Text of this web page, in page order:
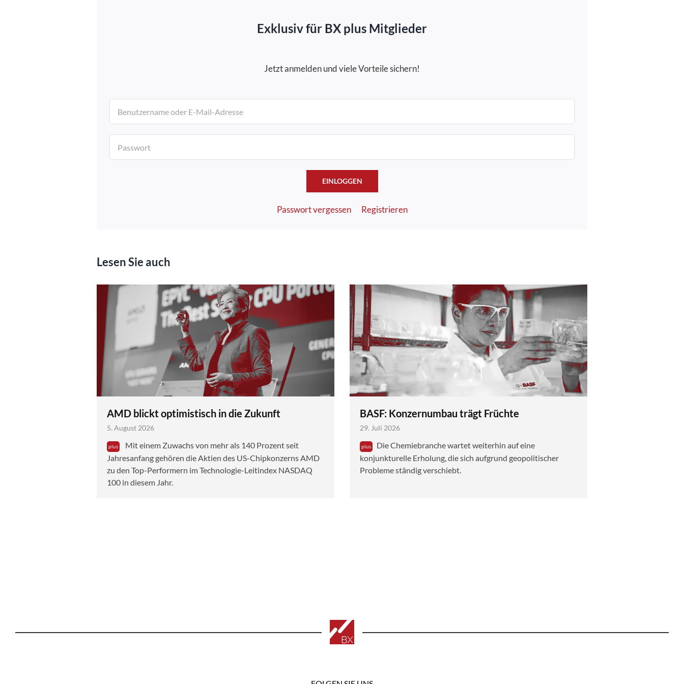
Exklusiv für BX plus Mitglieder
Jetzt anmelden und viele Vorteile sichern!
EINLOGGEN
Passwort vergessen Registrieren
Lesen Sie auch
AMD blickt optimistisch in die Zukunft
5. August 2026
Mit einem Zuwachs von mehr als 140 Prozent seit
Jahresanfang gehören die Aktien des US-Chipkonzerns AMD
zu den Top-Performern im Technologie-Leitindex NASDAQ
100 in diesem Jahr.
BASF: Konzernumbau trägt Früchte
29. Juli 2026
Die Chemiebranche wartet weiterhin auf eine
konjunkturelle Erholung, die sich aufgrund geopolitischer
Probleme ständig verschiebt.